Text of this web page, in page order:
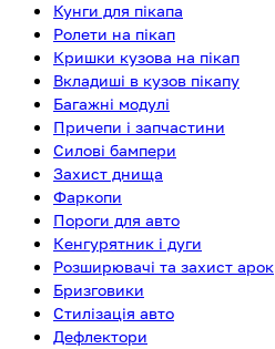
Кунги для пікапа
Ролети на пікап
Кришки кузова на пікап
Вкладиші в кузов пікапу
Багажні модулі
Причепи і запчастини
Силові бампери
Захист днища
Фаркопи
Пороги для авто
Кенгурятник і дуги
Розширювачі та захист арок
Бризговики
Стилізація авто
Дефлектори